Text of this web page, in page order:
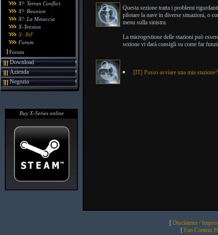
X³: Terran Conflict
X³: Reunion
X²: La Minaccia
X-Tension
X: BtF
Forum
Forum
Download
Azienda
Negozio
Buy X-Series online
Questa sezione tratta i problemi
pilotare la nave in diverse situazioni, o
menu sulla sinistra.
La microgestione delle stazioni può
sezione vi darà consigli su come far
[IT] Posso avviare una mia stazione?
[ Disclaimer /
[ Fan Content